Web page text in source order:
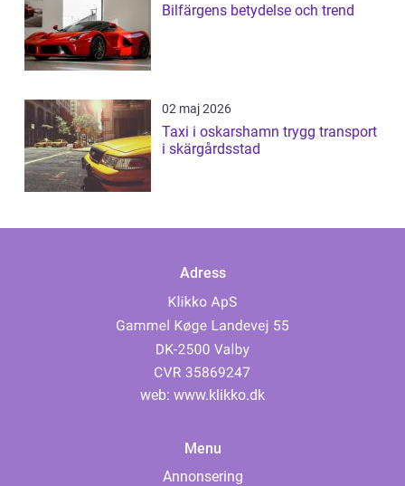
Bilfärgens betydelse och trend
02 maj 2026
Taxi i oskarshamn trygg transport
i skärgårdsstad
Adress
web: www.klikko.dk
Menu
Annonsering